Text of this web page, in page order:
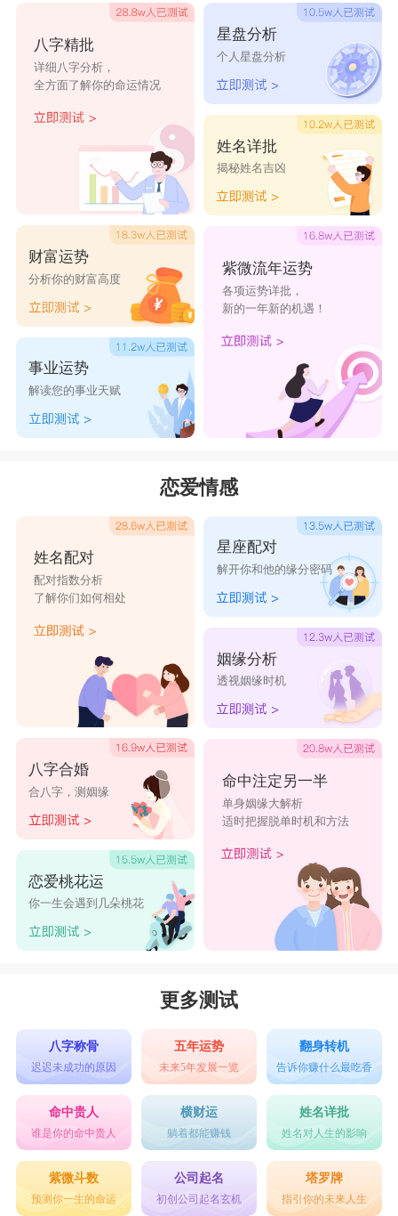
八字精批
详细八字分析，
全方面了解你的命运情况
财富运势
分析你的财富高度
事业运势
解读您的事业天赋
星盘分析
个人星盘分析
姓名详批
揭秘姓名吉凶
紫微流年运势
各项运势详批，
新的一年新的机遇！
恋爱情感
姓名配对
配对指数分析
了解你们如何相处
八字合婚
合八字，测姻缘
恋爱桃花运
你一生会遇到几朵桃花
星座配对
解开你和他的缘分密码
姻缘分析
透视姻缘时机
命中注定另一半
单身姻缘大解析
适时把握脱单时机和方法
更多测试
八字称骨
迟迟未成功的原因
五年运势
未来5年发展一览
翻身转机
告诉你赚什么最吃香
命中贵人
谁是你的命中贵人
横财运
躺着都能赚钱
姓名详批
姓名对人生的影响
紫微斗数
预测你一生的命运
公司起名
初创公司起名玄机
塔罗牌
指引你的未来人生